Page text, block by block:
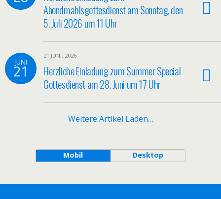
Abendmahlsgottesdienst am Sonntag, den
5. Juli 2026 um 11 Uhr
JUNI
21
21 JUNI, 2026
Herzliche Einladung zum Summer Special
Gottesdienst am 28. Juni um 17 Uhr
Weitere Artikel Laden…
Mobil Desktop